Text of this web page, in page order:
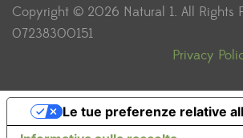
Copyright © 2026 Natural 1. All Rights
07238300151
Privacy
Le tue preferenze relative